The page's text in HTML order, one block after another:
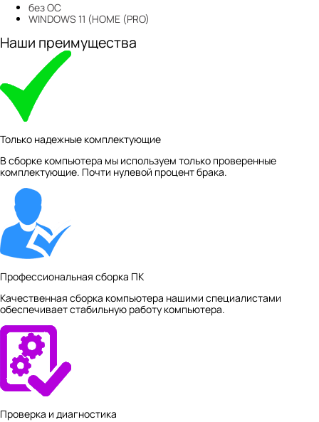
без ОС
WINDOWS 11 (HOME (PRO)
Наши преимущества
Только надежные комплектующие
В сборке компьютера мы используем только проверенные
комплектующие. Почти нулевой процент брака.
Профессиональная сборка ПК
Качественная сборка компьютера нашими специалистами
обеспечивает стабильную работу компьютера.
Проверка и диагностика